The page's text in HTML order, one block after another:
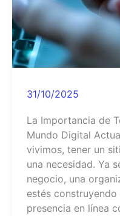
31/10/2025
La Importancia de
Mundo Digital
vivimos, tener un
una necesidad. Ya
negocio, una
estés
presencia en línea